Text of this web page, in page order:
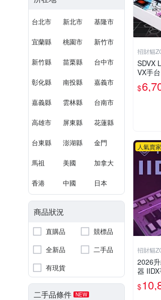
台北市 新北市 基隆市
宜蘭縣 桃園市 新竹市
新竹縣 苗栗縣 台中市
彰化縣 南投縣 嘉義市
嘉義縣 雲林縣 台南市
高雄市 屏東縣 花蓮縣
台東縣 澎湖縣 金門
馬祖 美國 加拿大
香港 中國 日本
商品狀況
直購品
競標品
全新品
二手品
有現貨
二手品條件 NEW
招財貓
SDVX
VX手
奏遊戲
$
人氣賣家
招財貓
2026
器
轉盤
$